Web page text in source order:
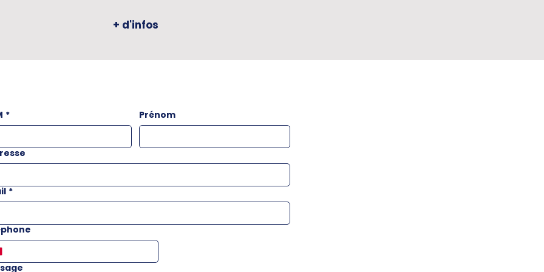
+ d'infos
* Prénom
*